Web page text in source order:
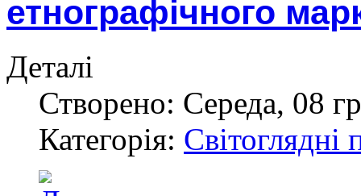
етнографічного
Деталі
Створено: Середа, 08
Категорія: Світоглядні